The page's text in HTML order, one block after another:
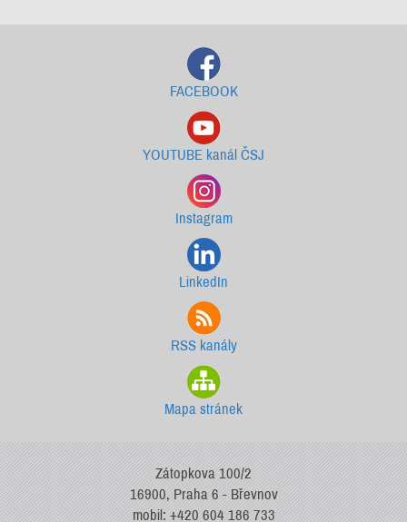
FACEBOOK
YOUTUBE kanál ČSJ
Instagram
LinkedIn
RSS kanály
Mapa stránek
Zátopkova 100/2
16900, Praha 6 - Břevnov
mobil: +420 604 186 733